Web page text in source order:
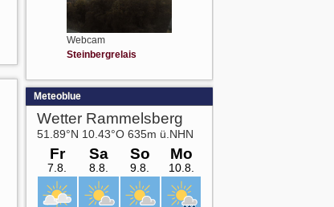
Webcam
Steinbergrelais
Meteoblue